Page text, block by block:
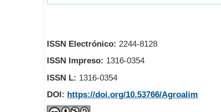
ISSN Electrónico: 2244-8128
ISSN Impreso: 1316-0354
ISSN L: 1316-0354
DOI: https://doi.org/10.53766/Agroalim